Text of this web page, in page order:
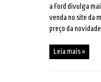
a Ford divulga
venda no site da
preço da novidade
Leia mais »